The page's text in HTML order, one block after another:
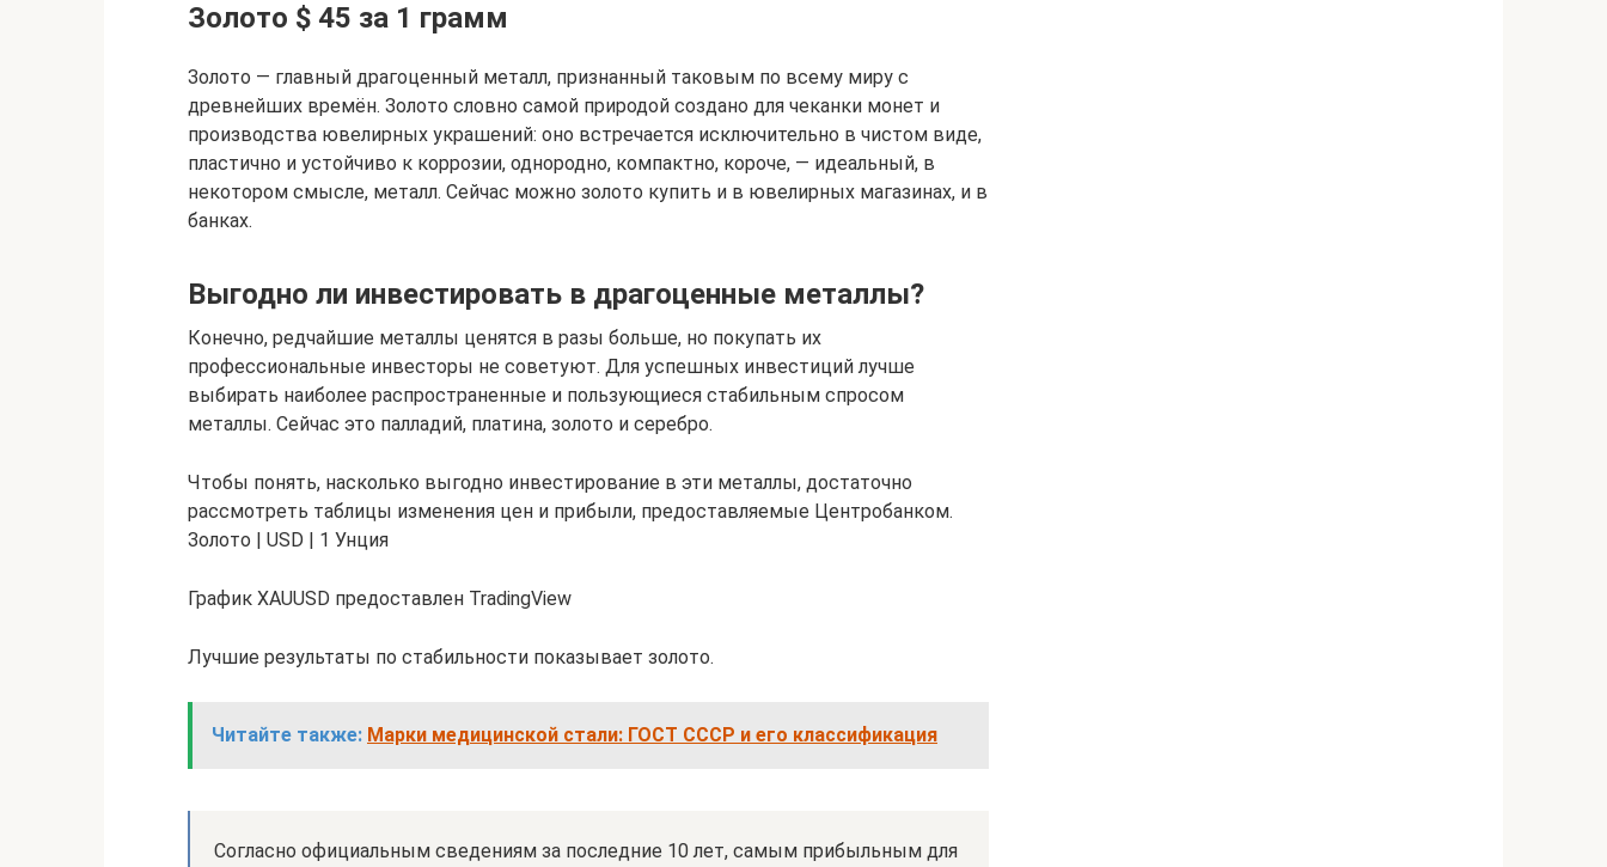
Золото $ 45 за 1 грамм
Золото — главный драгоценный металл, признанный таковым по всему миру с
древнейших времён. Золото словно самой природой создано для чеканки монет и
производства ювелирных украшений: оно встречается исключительно в чистом виде,
пластично и устойчиво к коррозии, однородно, компактно, короче, — идеальный, в
некотором смысле, металл. Сейчас можно золото купить и в ювелирных магазинах, и в
банках.
Выгодно ли инвестировать в драгоценные металлы?
Конечно, редчайшие металлы ценятся в разы больше, но покупать их
профессиональные инвесторы не советуют. Для успешных инвестиций лучше
выбирать наиболее распространенные и пользующиеся стабильным спросом
металлы. Сейчас это палладий, платина, золото и серебро.
Чтобы понять, насколько выгодно инвестирование в эти металлы, достаточно
рассмотреть таблицы изменения цен и прибыли, предоставляемые Центробанком.
Золото | USD | 1 Унция
График XAUUSD предоставлен TradingView
Лучшие результаты по стабильности показывает золото.
Читайте также: Марки медицинской стали: ГОСТ СССР и его классификация
Согласно официальным сведениям за последние 10 лет, самым прибыльным для